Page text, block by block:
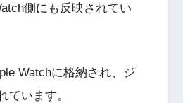
側にも反映されてい
Watchに格納され、ジ
ています。